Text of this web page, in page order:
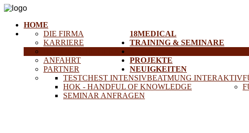
HOME
18MEDICAL
DIE FIRMA
KARRIERE
HISTORISCHE GERÄTE
ANFAHRT
PARTNER
TRAINING & SEMINARE
TESTCHEST INTENSIVBEATMUNG INTERAKTIV
HOK - HANDFUL OF KNOWLEDGE
SEMINAR ANFRAGEN
PROJEKTE
NEUIGKEITEN